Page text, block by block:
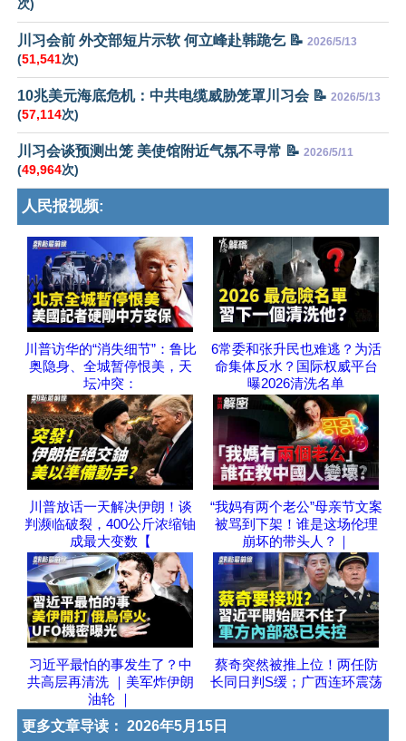
次)
川习会前 外交部短片示软 何立峰赴韩跪乞 📝 2026/5/13
(51,541次)
10兆美元海底危机：中共电缆威胁笼罩川习会 📝 2026/5/13
(57,114次)
川习会谈预测出笼 美使馆附近气氛不寻常 📝 2026/5/11
(49,964次)
人民报视频:
川普访华的“消失细节”：鲁比
奥隐身、全城暂停恨美，天
坛冲突：
6常委和张升民也难逃？为活
命集体反水？国际权威平台
曝2026清洗名单
川普放话一天解决伊朗！谈
判濒临破裂，400公斤浓缩铀
成最大变数【
“我妈有两个老公”母亲节文案
被骂到下架！谁是这场伦理
崩坏的带头人？｜
习近平最怕的事发生了？中
共高层再清洗 ｜美军炸伊朗
油轮 ｜
蔡奇突然被推上位！两任防
长同日判S缓；广西连环震荡
更多文章导读： 2026年5月15日